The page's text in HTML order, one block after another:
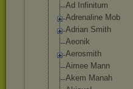
Ad Infinitum
Adrenaline Mob
Adrian Smith
Aeonik
Aerosmith
Aimee Mann
Akem Manah